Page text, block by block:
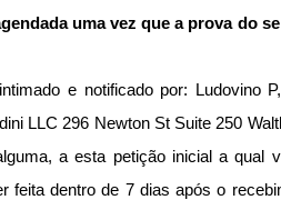
uma vez que a prova do
e notificado por: Ludovino
LLC 296 Newton St Suite 250
a esta petição inicial a qual
feita dentro de 7 dias após o